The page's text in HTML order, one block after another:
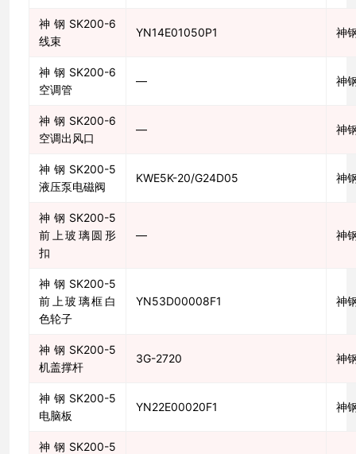
神钢SK200-6
线束
YN14E01050P1 神
神钢SK200-6
空调管
— 神
神钢SK200-6
空调出风口
— 神
神钢SK200-5
液压泵电磁阀
KWE5K-20/G24D05 神
神钢SK200-5
前上玻璃圆形
扣
— 神
神钢SK200-5
前上玻璃框白
色轮子
YN53D00008F1 神
神钢SK200-5
机盖撑杆
3G-2720 神
神钢SK200-5
电脑板
YN22E00020F1 神
神钢SK200-5